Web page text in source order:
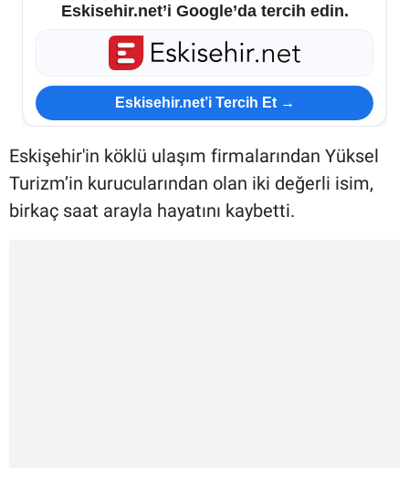
Eskisehir.net’i Google’da tercih edin.
Eskisehir.net’i Tercih Et →
Eskişehir'in köklü ulaşım firmalarından Yüksel
Turizm’in kurucularından olan iki değerli isim,
birkaç saat arayla hayatını kaybetti.